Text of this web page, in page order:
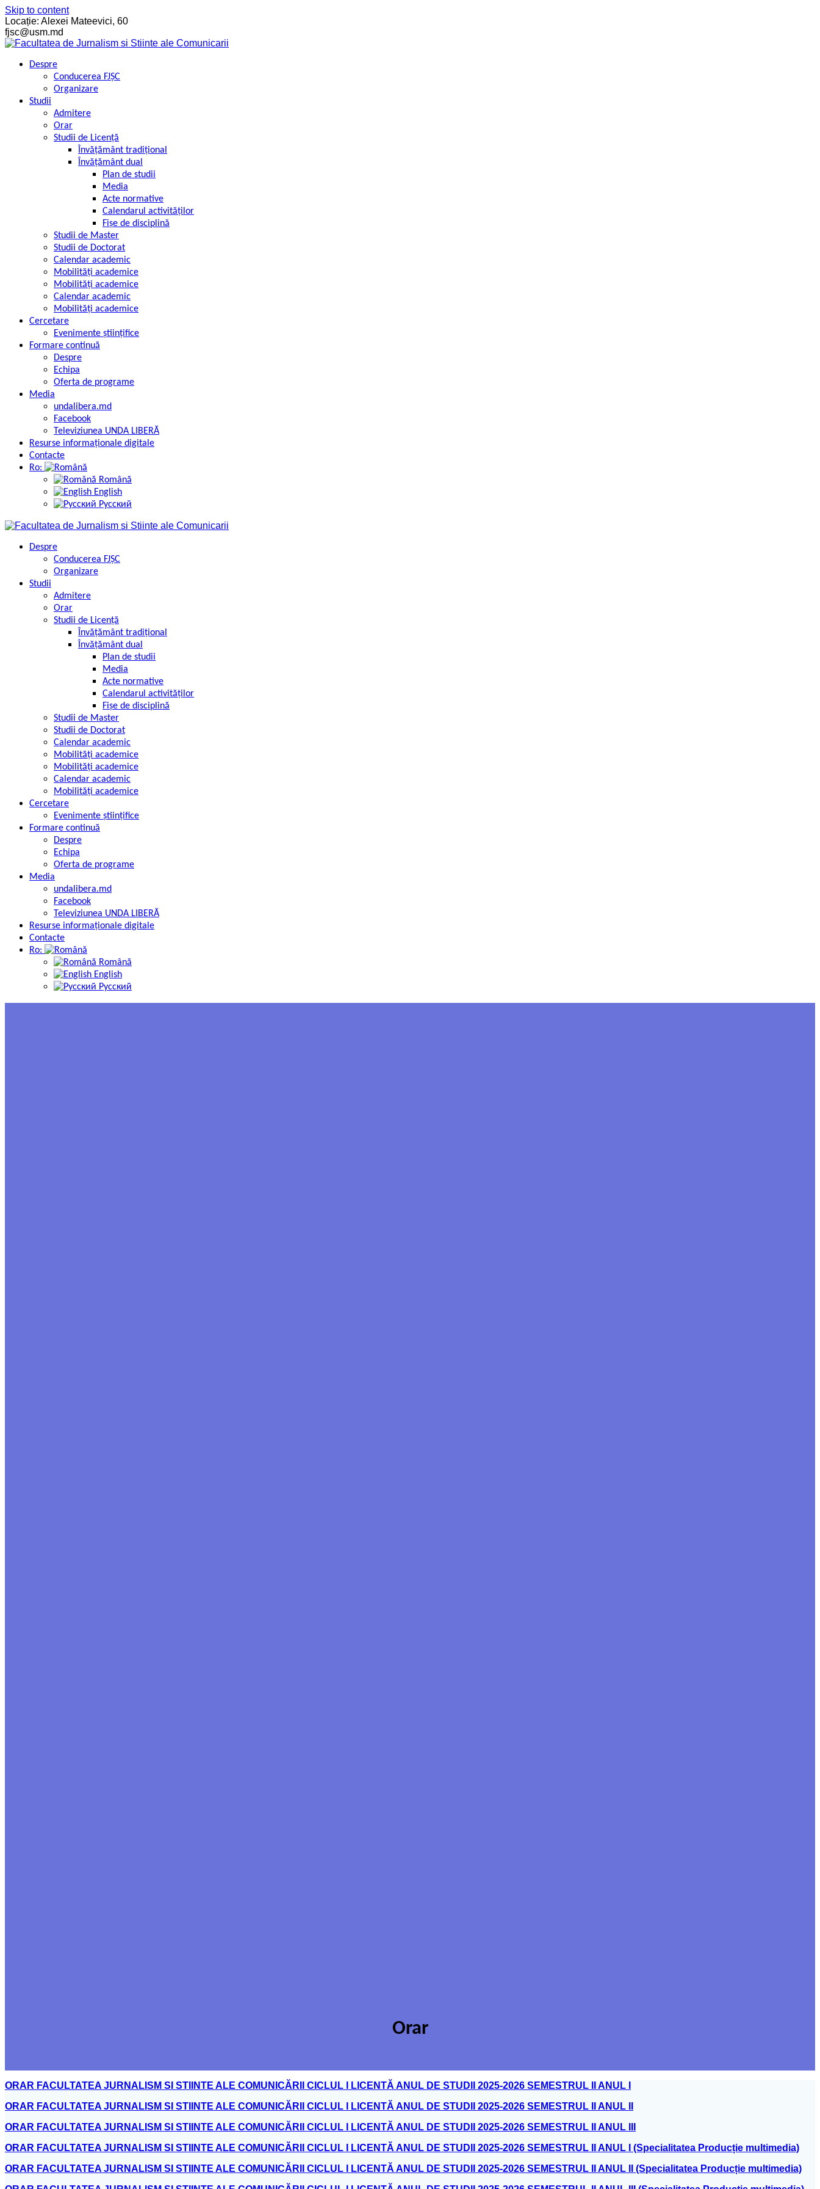
Skip to content
Locație: Alexei Mateevici, 60
fjsc@usm.md
Despre
Conducerea FJȘC
Organizare
Studii
Admitere
Orar
Studii de Licență
Învățământ tradițional
Învățământ dual
Plan de studii
Media
Acte normative
Calendarul activităților
Fișe de disciplină
Studii de Master
Studii de Doctorat
Calendar academic
Mobilități academice
Mobilități academice
Calendar academic
Mobilități academice
Cercetare
Evenimente științifice
Formare continuă
Despre
Echipa
Oferta de programe
Media
undalibera.md
Facebook
Televiziunea UNDA LIBERĂ
Resurse informaţionale digitale
Contacte
Ro:
Română
English
Русский
Despre
Conducerea FJȘC
Organizare
Studii
Admitere
Orar
Studii de Licență
Învățământ tradițional
Învățământ dual
Plan de studii
Media
Acte normative
Calendarul activităților
Fișe de disciplină
Studii de Master
Studii de Doctorat
Calendar academic
Mobilități academice
Mobilități academice
Calendar academic
Mobilități academice
Cercetare
Evenimente științifice
Formare continuă
Despre
Echipa
Oferta de programe
Media
undalibera.md
Facebook
Televiziunea UNDA LIBERĂ
Resurse informaţionale digitale
Contacte
Ro:
Română
English
Русский
Orar
ORAR FACULTATEA JURNALISM SI STIINTE ALE COMUNICĂRII CICLUL I LICENTĂ ANUL DE STUDII 2025-2026 SEMESTRUL II ANUL I
ORAR FACULTATEA JURNALISM SI STIINTE ALE COMUNICĂRII CICLUL I LICENTĂ ANUL DE STUDII 2025-2026 SEMESTRUL II ANUL II
ORAR FACULTATEA JURNALISM SI STIINTE ALE COMUNICĂRII CICLUL I LICENTĂ ANUL DE STUDII 2025-2026 SEMESTRUL II ANUL III
ORAR FACULTATEA JURNALISM SI STIINTE ALE COMUNICĂRII CICLUL I LICENTĂ ANUL DE STUDII 2025-2026 SEMESTRUL II ANUL I (Specialitatea Producție multimedia)
ORAR FACULTATEA JURNALISM SI STIINTE ALE COMUNICĂRII CICLUL I LICENTĂ ANUL DE STUDII 2025-2026 SEMESTRUL II ANUL II (Specialitatea Producție multimedia)